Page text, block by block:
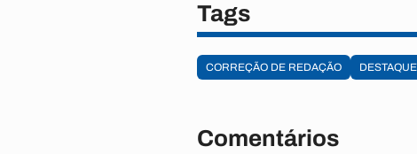
Tags
CORREÇÃO DE REDAÇÃO
Comentários